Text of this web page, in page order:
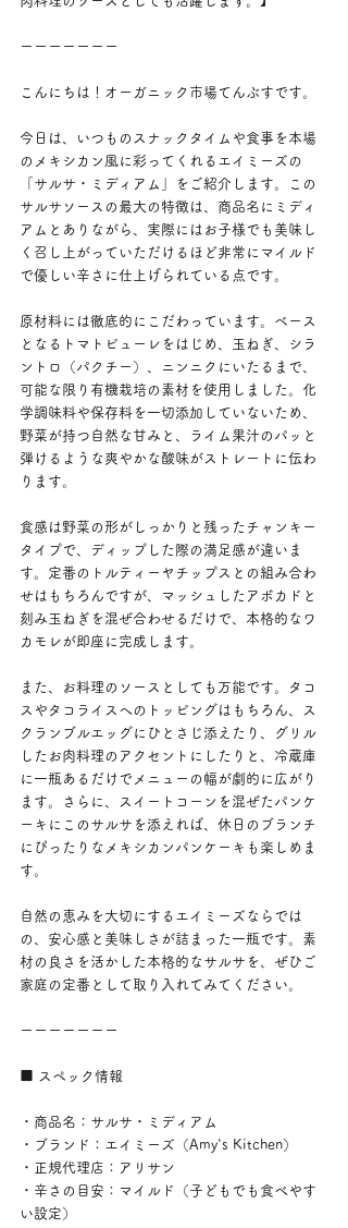
ーーーーーーー
こんにちは！オーガニック市場てんぶすです。
今日は、いつものスナックタイムや食事を本場
のメキシカン風に彩ってくれるエイミーズの
「サルサ・ミディアム」をご紹介します。この
サルサソースの最大の特徴は、商品名にミディ
アムとありながら、実際にはお子様でも美味し
く召し上がっていただけるほど非常にマイルド
で優しい辛さに仕上げられている点です。
原材料には徹底的にこだわっています。ベース
となるトマトピューレをはじめ、玉ねぎ、シラ
ントロ（パクチー）、ニンニクにいたるまで、
可能な限り有機栽培の素材を使用しました。化
学調味料や保存料を一切添加していないため、
野菜が持つ自然な甘みと、ライム果汁のパッと
弾けるような爽やかな酸味がストレートに伝わ
ります。
食感は野菜の形がしっかりと残ったチャンキー
タイプで、ディップした際の満足感が違いま
す。定番のトルティーヤチップスとの組み合わ
せはもちろんですが、マッシュしたアボカドと
刻み玉ねぎを混ぜ合わせるだけで、本格的なワ
カモレが即座に完成します。
また、お料理のソースとしても万能です。タコ
スやタコライスへのトッピングはもちろん、ス
クランブルエッグにひとさじ添えたり、グリル
したお肉料理のアクセントにしたりと、冷蔵庫
に一瓶あるだけでメニューの幅が劇的に広がり
ます。さらに、スイートコーンを混ぜたパンケ
ーキにこのサルサを添えれば、休日のブランチ
にぴったりなメキシカンパンケーキも楽しめま
す。
自然の恵みを大切にするエイミーズならでは
の、安心感と美味しさが詰まった一瓶です。素
材の良さを活かした本格的なサルサを、ぜひご
家庭の定番として取り入れてみてください。
ーーーーーーー
■ スペック情報
・商品名：サルサ・ミディアム
・ブランド：エイミーズ（Amy's Kitchen）
・正規代理店：アリサン
・辛さの目安：マイルド（子どもでも食べやす
い設定）